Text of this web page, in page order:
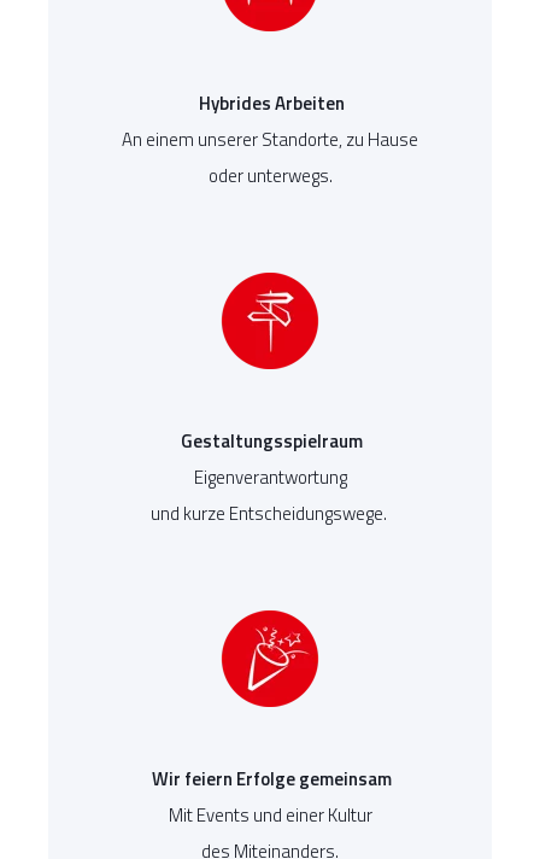
Hybrides Arbeiten
An einem unserer Standorte, zu Hause
oder unterwegs.
Gestaltungsspielraum
Eigenverantwortung
und kurze Entscheidungswege.
Wir feiern Erfolge gemeinsam
Mit Events und einer Kultur
des Miteinanders.